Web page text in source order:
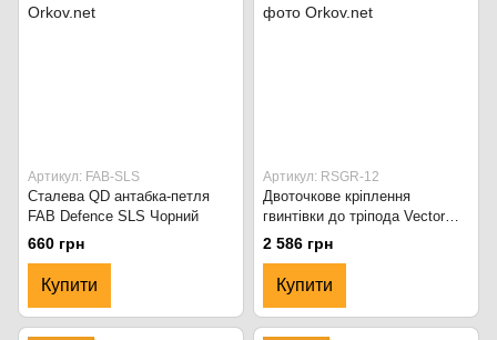
Артикул: FAB-SLS
Сталева QD антабка-петля
FAB Defence SLS Чорний
660 грн
Купити
Артикул: RSGR-12
Двоточкове кріплення
гвинтівки до тріпода Vector
Optics Чорний
2 586 грн
Купити